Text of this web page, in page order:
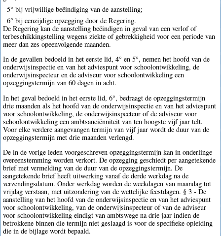
5° bij vrijwillige beëindiging van de aanstelling;
6° bij eenzijdige opzegging door de Regering.
De Regering kan de aanstelling beëindigen in geval van een verlof of
terbeschikkingstelling wegens ziekte of gebrekkigheid voor een periode van
meer dan zes opeenvolgende maanden.
In de gevallen bedoeld in het eerste lid, 4° en 5°, nemen het hoofd van de
onderwijsinspectie en van het adviespunt voor schoolontwikkeling, de
onderwijsinspecteur en de adviseur voor schoolontwikkeling een
opzeggingstermijn van 60 dagen in acht.
In het geval bedoeld in het eerste lid, 6°, bedraagt de opzeggingstermijn
drie maanden als het hoofd van de onderwijsinspectie en van het adviespunt
voor schoolontwikkeling, de onderwijsinspecteur of de adviseur voor
schoolontwikkeling een ambtsanciënniteit van ten hoogste vijf jaar telt.
Voor elke verdere aangevangen termijn van vijf jaar wordt de duur van de
opzeggingstermijn met drie maanden verlengd.
De in de vorige leden voorgeschreven opzeggingstermijn kan in onderlinge
overeenstemming worden verkort. De opzegging geschiedt per aangetekende
brief met vermelding van de duur van de opzeggingstermijn. De
aangetekende brief heeft uitwerking vanaf de derde werkdag na de
verzendingsdatum. Onder werkdag worden de weekdagen van maandag tot
vrijdag verstaan, met uitzondering van de wettelijke feestdagen. § 3 - De
aanstelling van het hoofd van de onderwijsinspectie en van het adviespunt
voor schoolontwikkeling, van de onderwijsinspecteur of van de adviseur
voor schoolontwikkeling eindigt van ambtswege na drie jaar indien de
betrokkene binnen die termijn niet geslaagd is voor de specifieke opleiding
die in de bijlage wordt bepaald.